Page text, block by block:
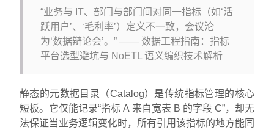
“业务与 IT、部门与部门间对同一指标（如‘活
跃用户’、‘毛利率’）定义不一致，会议沦
为‘数据辩论会’。” —— 数据工程指南：指标
平台选型避坑与 NoETL 语义编织技术解析
静态的元数据目录（Catalog）是传统指标管理的核心
短板。它仅能记录“指标 A 来自宽表 B 的字段 C”，却无
法保证当业务逻辑变化时，所有引用该指标的地方能同